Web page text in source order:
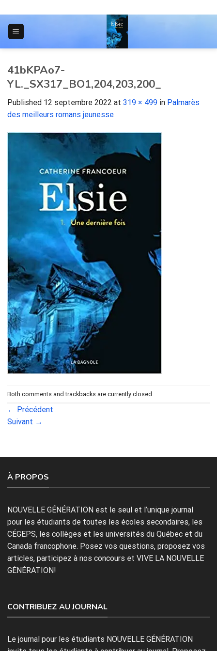
to
content
41bKPAo7-
YL._SX317_BO1,204,203,200_
Published 12 septembre 2022 at 319 × 499 in Palmarès
des meilleurs romans jeunesse
Both comments and trackbacks are currently closed.
← Précédent
Suivant →
À PROPOS
NOUVELLE GÉNÉRATION est le seul et l’unique journal
pour les étudiants de toutes les écoles secondaires, les
CÉGEPS, les collèges et les universités du Québec et du
Canada francophone. Posez vos questions, proposez vos
articles, participez à nos concours et VIVE LA NOUVELLE
GÉNÉRATION!
CONTRIBUEZ AU JOURNAL
Le journal pour les étudiants NOUVELLE GÉNÉRATION